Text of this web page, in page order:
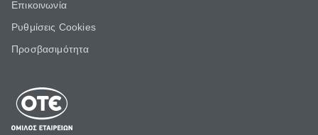
Επικοινωνία
Ρυθμίσεις Cookies
Προσβασιμότητα